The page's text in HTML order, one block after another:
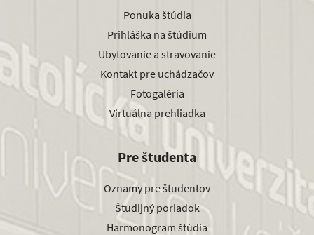
Ponuka štúdia
Prihláška na štúdium
Ubytovanie a stravovanie
Kontakt pre uchádzačov
Fotogaléria
Virtuálna prehliadka
Pre študenta
Oznamy pre študentov
Študijný poriadok
Harmonogram štúdia